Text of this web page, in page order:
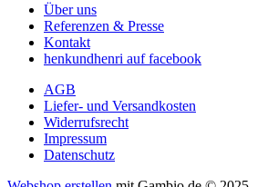
Über uns
Referenzen & Presse
Kontakt
henkundhenri auf facebook
AGB
Liefer- und Versandkosten
Widerrufsrecht
Impressum
Datenschutz